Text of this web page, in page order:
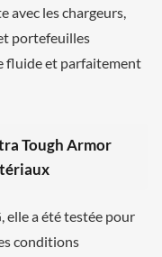
les chargeurs,
portefeuilles
fluide et parfaitement
Tough Armor
, elle a été testée pour
conditions